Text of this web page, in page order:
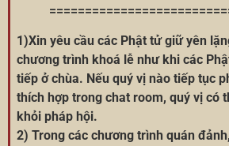
1)Xin yêu cầu các Phật tử giữ yên
chương trình khoá lễ như khi các
tiếp ở chùa. Nếu quý vị nào tiếp tục
thích hợp trong chat room, quý vị có
khỏi pháp hội.
2) Trong các chương trình quán